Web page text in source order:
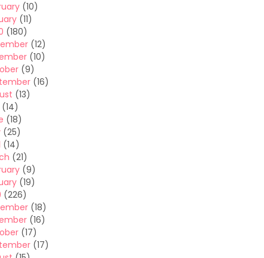
(10)
(11)
(180)
(12)
(10)
(9)
(16)
(13)
(14)
(18)
(25)
(14)
(21)
(9)
(19)
(226)
(18)
(16)
(17)
(17)